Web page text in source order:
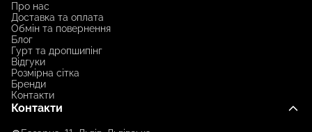
Про нас
Доставка та оплата
Обмін та повернення
Блог
Гурт та дропшипінг
Відгуки
Розмірна сітка
Бренди
Контакти
Контакти